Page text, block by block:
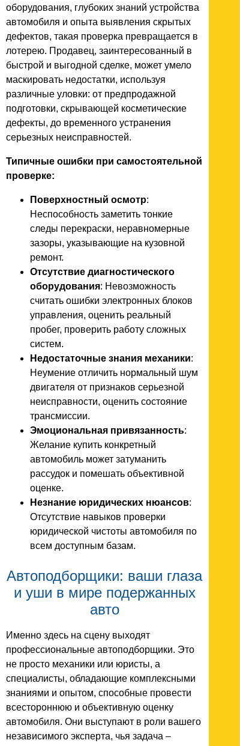
оборудования, глубоких знаний устройства
автомобиля и опыта выявления скрытых
дефектов, такая проверка превращается в
лотерею. Продавец, заинтересованный в
быстрой и выгодной сделке, может умело
маскировать недостатки, используя
различные уловки: от предпродажной
подготовки, скрывающей косметические
дефекты, до временного устранения
серьезных неисправностей.
Типичные ошибки при самостоятельной
проверке:
Поверхностный осмотр:
Неспособность заметить тонкие
следы перекраски, неравномерные
зазоры, указывающие на кузовной
ремонт.
Отсутствие диагностического
оборудования: Невозможность
считать ошибки электронных блоков
управления, оценить реальный
пробег, проверить работу сложных
систем.
Недостаточные знания механики:
Неумение отличить нормальный шум
двигателя от признаков серьезной
неисправности, оценить состояние
трансмиссии.
Эмоциональная привязанность:
Желание купить конкретный
автомобиль может затуманить
рассудок и помешать объективной
оценке.
Незнание юридических нюансов:
Отсутствие навыков проверки
юридической чистоты автомобиля по
всем доступным базам.
Автоподборщики: ваши глаза
и уши в мире подержанных
авто
Именно здесь на сцену выходят
профессиональные автоподборщики. Это
не просто механики или юристы, а
специалисты, обладающие комплексными
знаниями и опытом, способные провести
всестороннюю и объективную оценку
автомобиля. Они выступают в роли вашего
независимого эксперта, чья задача –